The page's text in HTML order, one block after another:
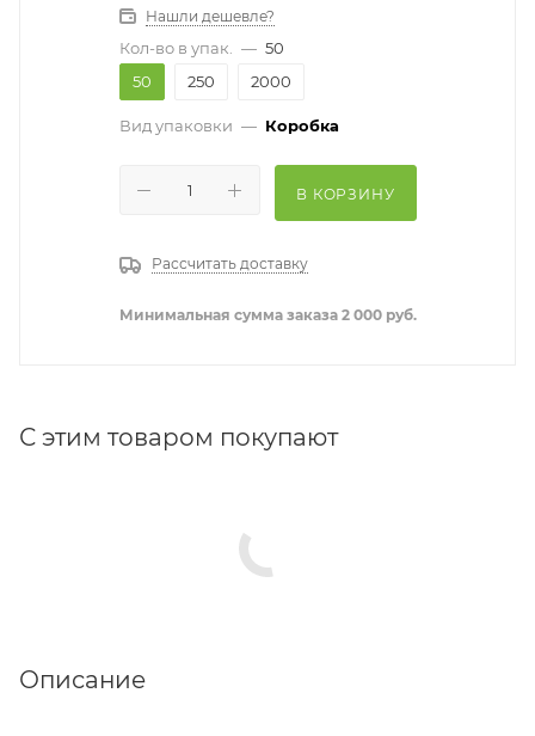
Нашли дешевле?
Кол-во в упак. — 50
50
250 2000
Вид упаковки — Коробка
В КОРЗИНУ
Рассчитать доставку
Минимальная сумма заказа 2 000 руб.
С этим товаром покупают
Описание